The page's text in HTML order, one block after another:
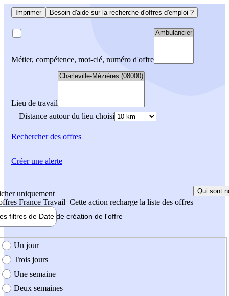
Imprimer Besoin d'aide sur la recherche d'offres d'emploi ?
Métier, compétence, mot-clé, numéro d'offre
Lieu de travail
Distance autour du lieu choisi
Rechercherdes offres
uniquement
France Travail Cette action recharge la liste des offres
Qui sont
filtres de Date de création de l'offre
création de l'offre
Un jour
Trois jours
Une semaine
Deux semaines
Créer une alerte